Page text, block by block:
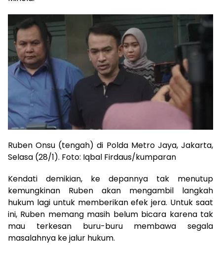
Ruben Onsu (tengah) di Polda Metro Jaya, Jakarta,
Selasa (28/1). Foto: Iqbal Firdaus/kumparan
Kendati demikian, ke depannya tak menutup
kemungkinan Ruben akan mengambil langkah
hukum lagi untuk memberikan efek jera. Untuk saat
ini, Ruben memang masih belum bicara karena tak
mau terkesan buru-buru membawa segala
masalahnya ke jalur hukum.